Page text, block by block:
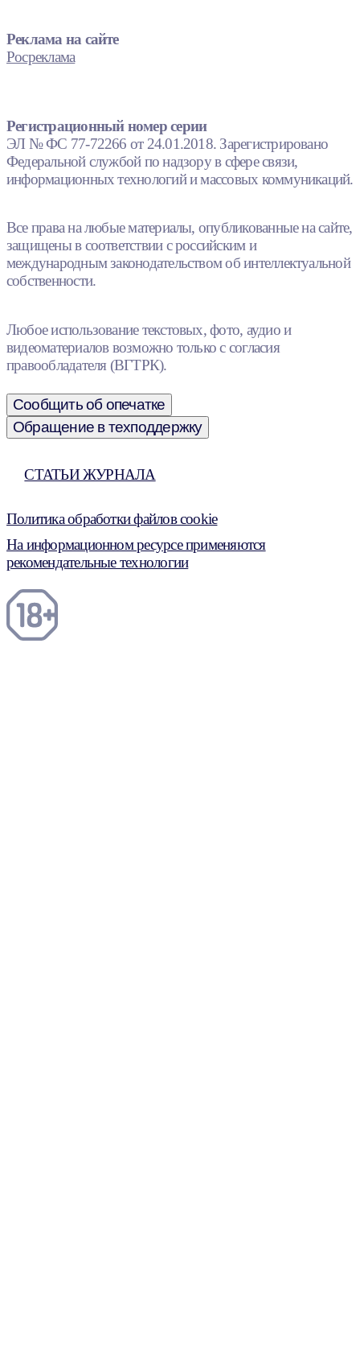
Реклама на сайте
Росреклама
Регистрационный номер серии
ЭЛ № ФС 77-72266 от 24.01.2018. Зарегистрировано
Федеральной службой по надзору в сфере связи,
информационных технологий и массовых коммуникаций.
Все права на любые материалы, опубликованные на сайте,
защищены в соответствии с российским и
международным законодательством об интеллектуальной
собственности.
Любое использование текстовых, фото, аудио и
видеоматериалов возможно только с согласия
правообладателя (ВГТРК).
Сообщить об опечатке
Обращение в техподдержку
СТАТЬИ ЖУРНАЛА
Политика обработки файлов cookie
На информационном ресурсе применяются
рекомендательные технологии